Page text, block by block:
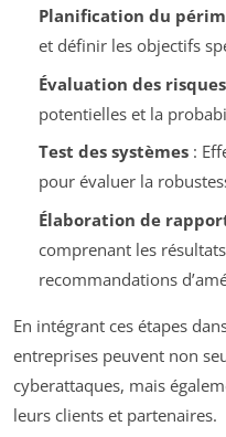
Planification du
et définir les objectifs
Évaluation des risques
potentielles et la
Test des systèmes:
pour évaluer la
Élaboration de
comprenant les
recommandations
En intégrant ces étapes
entreprises peuvent non
cyberattaques, mais
leurs clients et partenaires.